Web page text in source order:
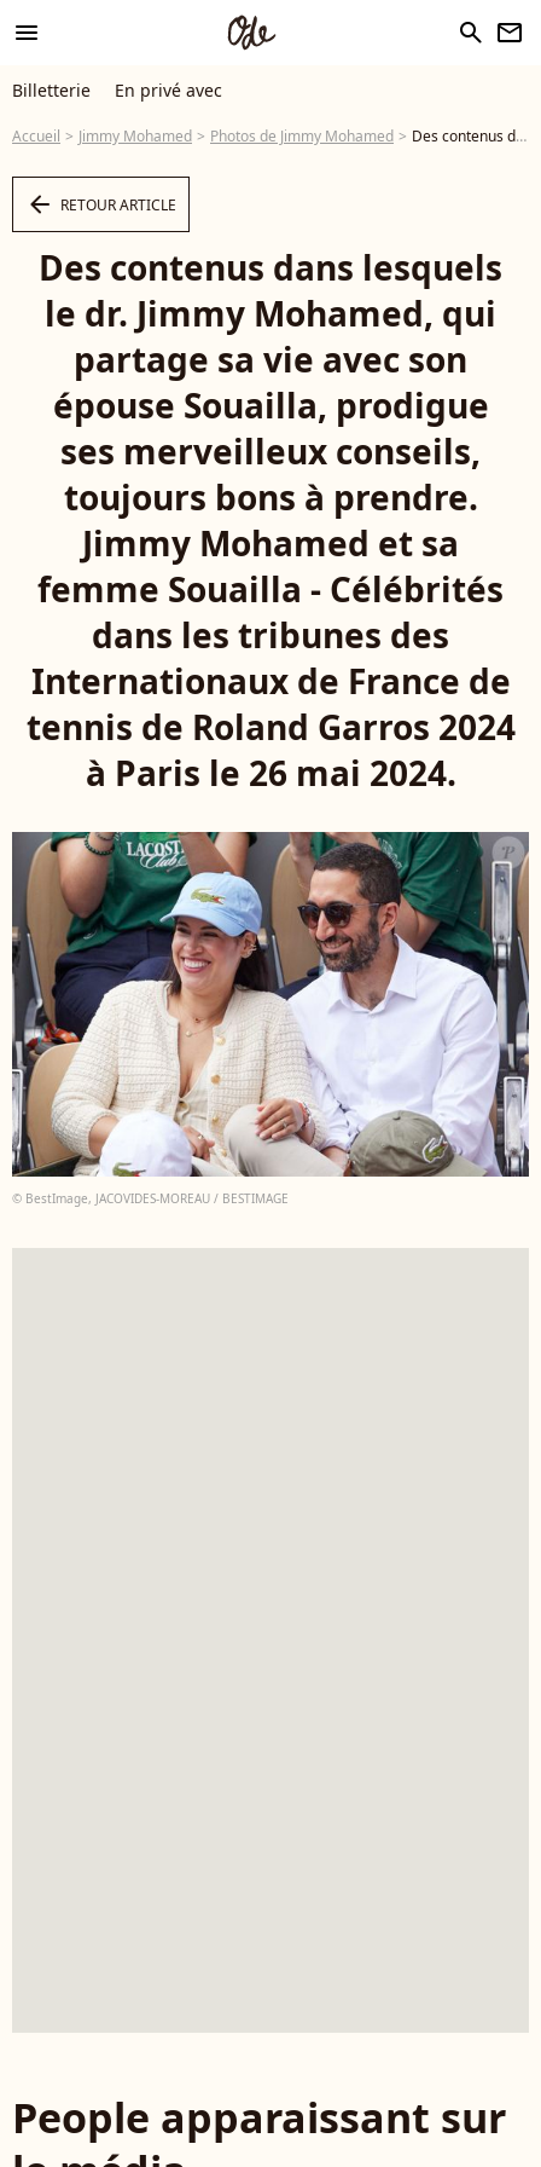
menu search newsletter
Billetterie En privé avec
Accueil Jimmy Mohamed Photos de Jimmy Mohamed Des contenus dans lesquels le dr. Jimmy Mohamed, qui partage sa vie avec son épouse Souailla, prodigue ses merveilleux conseils, toujours bons à prendre. Jimmy Mohamed et sa femme Souailla - Célébrités dans les tribunes des Internationaux de France de tennis de Roland Garros 2024 à Paris le 26 mai 2024. © Moreau-Jacovides/Bestimage - Photo
arrow_left RETOUR ARTICLE
Des contenus dans lesquels
le dr. Jimmy Mohamed, qui
partage sa vie avec son
épouse Souailla, prodigue
ses merveilleux conseils,
toujours bons à prendre.
Jimmy Mohamed et sa
femme Souailla - Célébrités
dans les tribunes des
Internationaux de France de
tennis de Roland Garros 2024
à Paris le 26 mai 2024.
© BestImage, JACOVIDES-MOREAU / BESTIMAGE
People apparaissant sur